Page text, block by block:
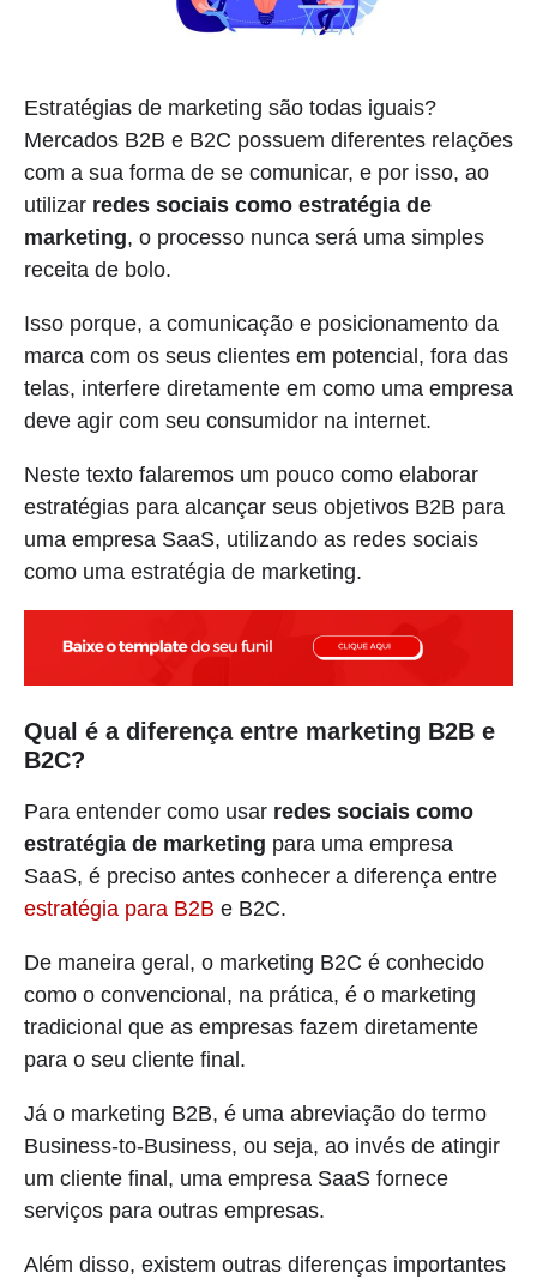
Estratégias de marketing são todas iguais?
Mercados B2B e B2C possuem diferentes relações
com a sua forma de se comunicar, e por isso, ao
utilizar redes sociais como estratégia de
marketing, o processo nunca será uma simples
receita de bolo.
Isso porque, a comunicação e posicionamento da
marca com os seus clientes em potencial, fora das
telas, interfere diretamente em como uma empresa
deve agir com seu consumidor na internet.
Neste texto falaremos um pouco como elaborar
estratégias para alcançar seus objetivos B2B para
uma empresa SaaS, utilizando as redes sociais
como uma estratégia de marketing.
Qual é a diferença entre marketing B2B e
B2C?
Para entender como usar redes sociais como
estratégia de marketing para uma empresa
SaaS, é preciso antes conhecer a diferença entre
estratégia para B2B e B2C.
De maneira geral, o marketing B2C é conhecido
como o convencional, na prática, é o marketing
tradicional que as empresas fazem diretamente
para o seu cliente final.
Já o marketing B2B, é uma abreviação do termo
Business-to-Business, ou seja, ao invés de atingir
um cliente final, uma empresa SaaS fornece
serviços para outras empresas.
Além disso, existem outras diferenças importantes